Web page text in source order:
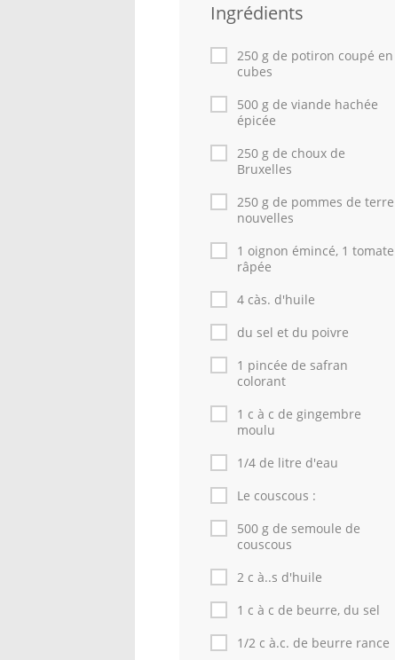
Ingrédients
250 g de potiron coupé en
cubes
500 g de viande hachée
épicée
250 g de choux de
Bruxelles
250 g de pommes de terre
nouvelles
1 oignon émincé, 1 tomate
râpée
4 càs. d'huile
du sel et du poivre
1 pincée de safran
colorant
1 c à c de gingembre
moulu
1/4 de litre d'eau
Le couscous :
500 g de semoule de
couscous
2 c à..s d'huile
1 c à c de beurre, du sel
1/2 c à.c. de beurre rance